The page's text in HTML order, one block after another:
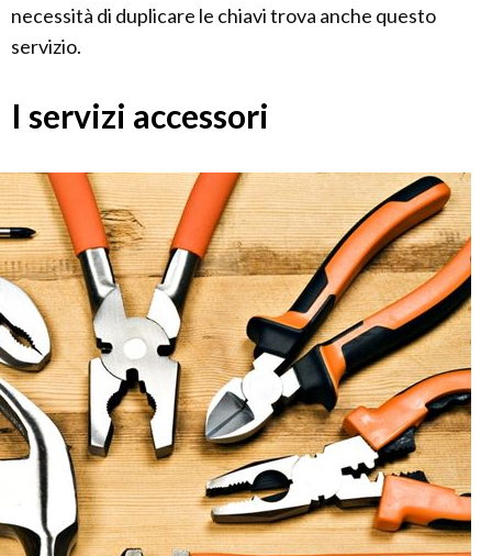
necessità di duplicare le chiavi trova anche questo
servizio.
I servizi accessori